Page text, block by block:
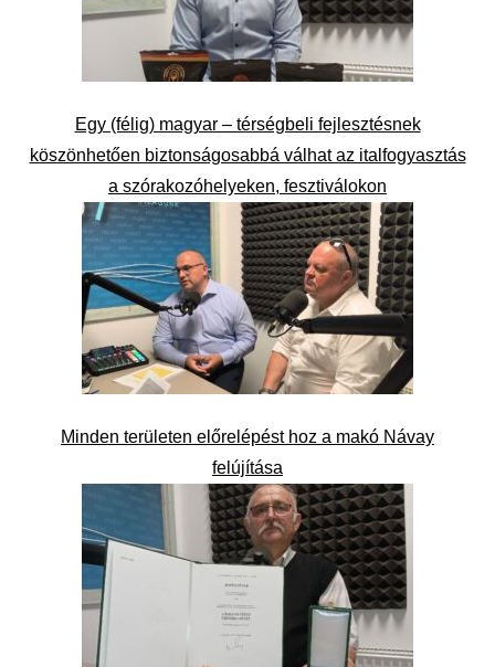
Egy (félig) magyar – térségbeli fejlesztésnek
köszönhetően biztonságosabbá válhat az italfogyasztás
a szórakozóhelyeken, fesztiválokon
Minden területen előrelépést hoz a makó Návay
felújítása